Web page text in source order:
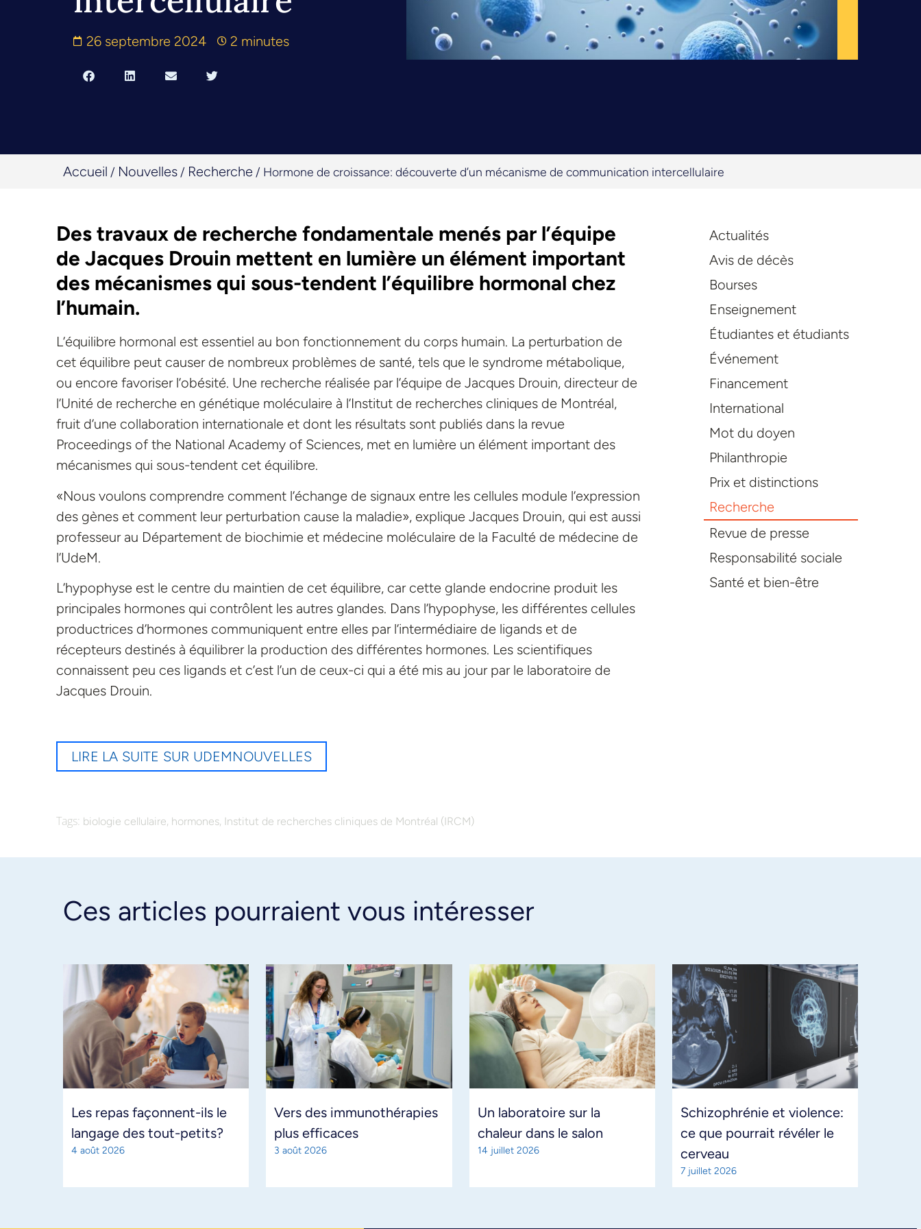
26 septembre 2024 2 minutes
Accueil / Nouvelles / Recherche / Hormone de croissance: découverte d’un mécanisme de communication intercellulaire
Des travaux de recherche fondamentale menés par l’équipe
de Jacques Drouin mettent en lumière un élément important
des mécanismes qui sous-tendent l’équilibre hormonal chez
l’humain.
L’équilibre hormonal est essentiel au bon fonctionnement du corps humain. La perturbation de
cet équilibre peut causer de nombreux problèmes de santé, tels que le syndrome métabolique,
ou encore favoriser l’obésité. Une recherche réalisée par l’équipe de Jacques Drouin, directeur de
l’Unité de recherche en génétique moléculaire à l’Institut de recherches cliniques de Montréal,
fruit d’une collaboration internationale et dont les résultats sont publiés dans la revue
Proceedings of the National Academy of Sciences, met en lumière un élément important des
mécanismes qui sous-tendent cet équilibre.
«Nous voulons comprendre comment l’échange de signaux entre les cellules module l’expression
des gènes et comment leur perturbation cause la maladie», explique Jacques Drouin, qui est aussi
professeur au Département de biochimie et médecine moléculaire de la Faculté de médecine de
l’UdeM.
L’hypophyse est le centre du maintien de cet équilibre, car cette glande endocrine produit les
principales hormones qui contrôlent les autres glandes. Dans l’hypophyse, les différentes cellules
productrices d’hormones communiquent entre elles par l’intermédiaire de ligands et de
récepteurs destinés à équilibrer la production des différentes hormones. Les scientifiques
connaissent peu ces ligands et c’est l’un de ceux-ci qui a été mis au jour par le laboratoire de
Jacques Drouin.
LIRE LA SUITE SUR UDEMNOUVELLES
Tags: biologie cellulaire, hormones, Institut de recherches cliniques de Montréal (IRCM)
Actualités
Avis de décès
Bourses
Enseignement
Étudiantes et étudiants
Événement
Financement
International
Mot du doyen
Philanthropie
Prix et distinctions
Recherche
Revue de presse
Responsabilité sociale
Santé et bien-être
Ces articles pourraient vous intéresser
Les repas façonnent-ils le
langage des tout-petits?
4 août 2026
Vers des immunothérapies
plus efficaces
3 août 2026
Un laboratoire sur la
chaleur dans le salon
14 juillet 2026
Schizophrénie et violence:
ce que pourrait révéler le
cerveau
7 juillet 2026